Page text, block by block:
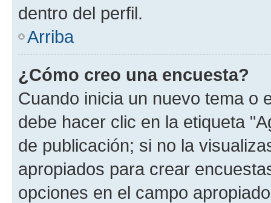
dentro del perfil.
Arriba
¿Cómo creo una encuesta?
Cuando inicia un nuevo tema o
debe hacer clic en la etiqueta
de publicación; si no la
apropiados para crear
opciones en el campo